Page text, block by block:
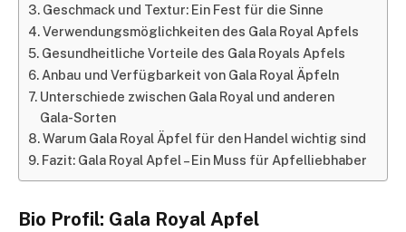
Geschmack und Textur: Ein Fest für die Sinne
Verwendungsmöglichkeiten des Gala Royal Apfels
Gesundheitliche Vorteile des Gala Royals Apfels
Anbau und Verfügbarkeit von Gala Royal Äpfeln
Unterschiede zwischen Gala Royal und anderen
Gala-Sorten
Warum Gala Royal Äpfel für den Handel wichtig sind
Fazit: Gala Royal Apfel – Ein Muss für Apfelliebhaber
Bio Profil: Gala Royal Apfel